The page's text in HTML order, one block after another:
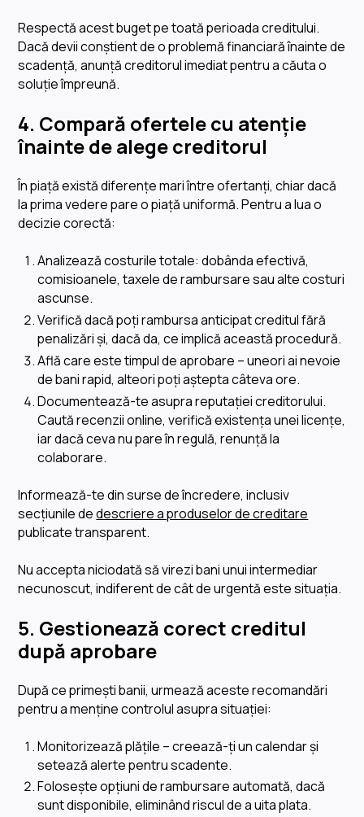
Respectă acest buget pe toată perioada creditului.
Dacă devii conștient de o problemă financiară înainte de
scadență, anunță creditorul imediat pentru a căuta o
soluție împreună.
4. Compară ofertele cu atenție
înainte de alege creditorul
În piață există diferențe mari între ofertanți, chiar dacă
la prima vedere pare o piață uniformă. Pentru a lua o
decizie corectă:
Analizează costurile totale: dobânda efectivă,
comisioanele, taxele de rambursare sau alte costuri
ascunse.
Verifică dacă poți rambursa anticipat creditul fără
penalizări și, dacă da, ce implică această procedură.
Află care este timpul de aprobare – uneori ai nevoie
de bani rapid, alteori poți aștepta câteva ore.
Documentează-te asupra reputației creditorului.
Caută recenzii online, verifică existența unei licențe,
iar dacă ceva nu pare în regulă, renunță la
colaborare.
Informează-te din surse de încredere, inclusiv
secțiunile dedescriere a produselor de creditare
publicate transparent.
Nu accepta niciodată să virezi bani unui intermediar
necunoscut, indiferent de cât de urgentă este situația.
5. Gestionează corect creditul
după aprobare
După ce primești banii, urmează aceste recomandări
pentru a menține controlul asupra situației:
Monitorizează plățile – creează-ți un calendar și
setează alerte pentru scadente.
Folosește opțiuni de rambursare automată, dacă
sunt disponibile, eliminând riscul de a uita plata.